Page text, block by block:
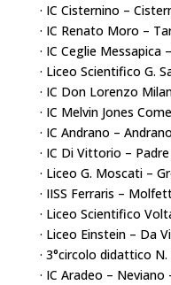
· IC Cisternino –
· IC Renato Moro –
· IC Ceglie Messapica
· Liceo Scientifico G.
· IC Don Lorenzo
· IC Melvin Jones
· IC Andrano –
· IC Di Vittorio –
· Liceo G. Moscati –
· IISS Ferraris –
· Liceo Scientifico
· Liceo Einstein – Da
· 3°circolo didattico
· IC Aradeo – Neviano